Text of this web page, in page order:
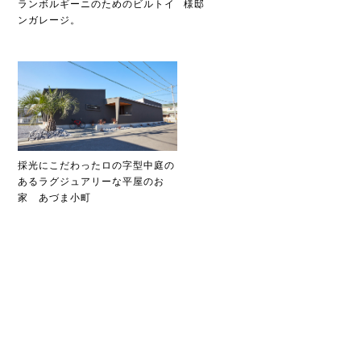
ランボルギーニのためのビルトイ
ンガレージ。
様邸
採光にこだわったロの字型中庭の
あるラグジュアリーな平屋のお
家 あづま小町